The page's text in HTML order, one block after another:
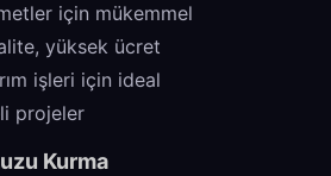
için mükemmel
yüksek ücret
işleri için ideal
projeler
Kurma